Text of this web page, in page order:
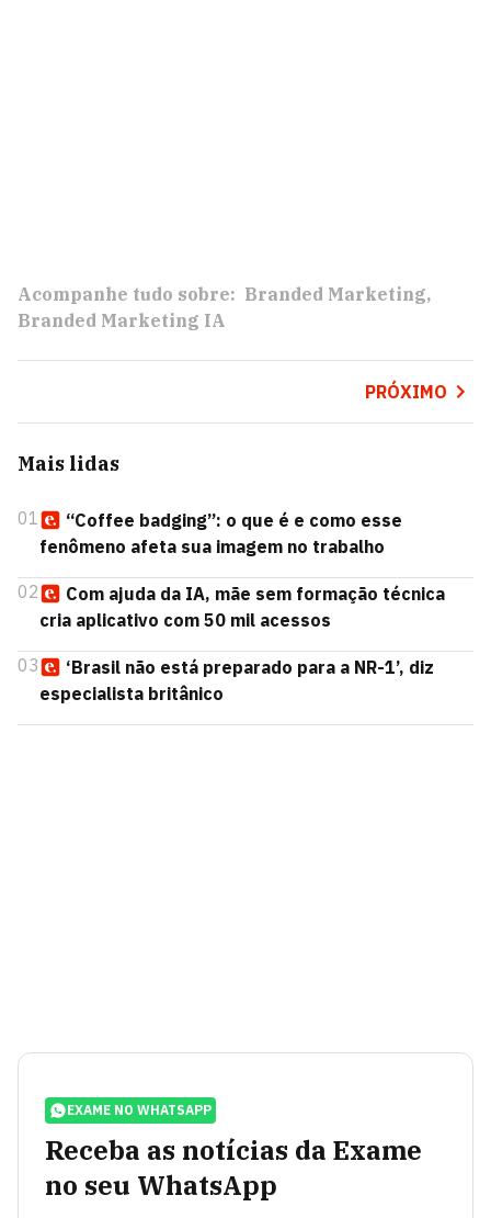
Acompanhe tudo sobre: Branded Marketing
Branded Marketing IA
PRÓXIMO
Mais lidas
01
“Coffee badging”: o que é e como esse
fenômeno afeta sua imagem no trabalho
02
Com ajuda da IA, mãe sem formação técnica
cria aplicativo com 50 mil acessos
03
‘Brasil não está preparado para a NR-1’, diz
especialista britânico
EXAME NO WHATSAPP
Receba as notícias da Exame
no seu WhatsApp